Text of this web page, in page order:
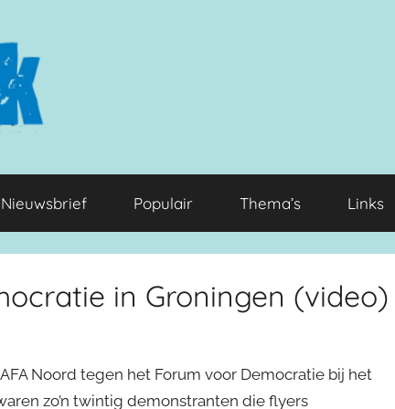
Nieuwsbrief Populair Thema’s Links
in Groningen (video)
Noord tegen het Forum voor Democratie bij het
zo’n twintig demonstranten die flyers